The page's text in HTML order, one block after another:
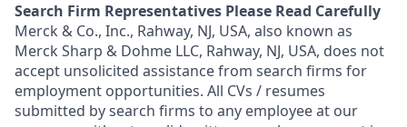
Search Firm Representatives Please Read Carefully
Merck & Co., Inc., Rahway, NJ, USA, also known as
Merck Sharp & Dohme LLC, Rahway, NJ, USA, does not
accept unsolicited assistance from search firms for
employment opportunities. All CVs / resumes
submitted by search firms to any employee at our